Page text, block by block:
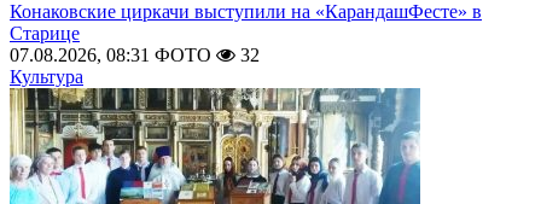
Конаковские циркачи выступили на «КарандашФесте» в
Старице
07.08.2026, 08:31 ФОТО
32
Культура